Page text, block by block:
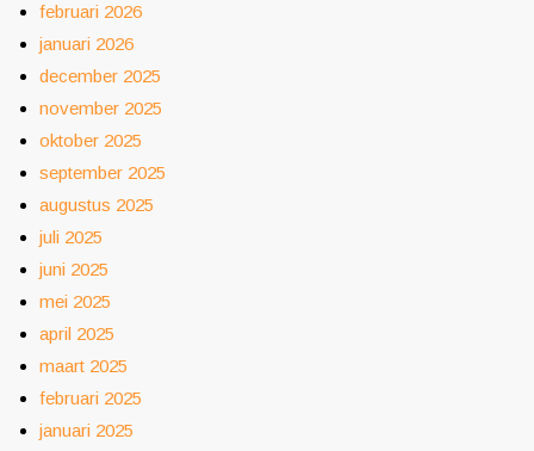
februari 2026
januari 2026
december 2025
november 2025
oktober 2025
september 2025
augustus 2025
juli 2025
juni 2025
mei 2025
april 2025
maart 2025
februari 2025
januari 2025